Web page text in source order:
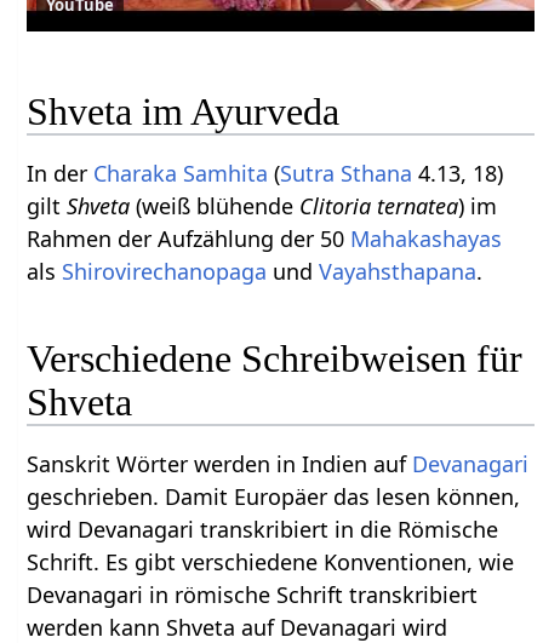
YouTube
Shveta im Ayurveda
In der Charaka Samhita (Sutra Sthana 4.13, 18)
giltShveta (weiß blühende Clitoria ternatea) im
Rahmen der Aufzählung der 50 Mahakashayas
als Shirovirechanopaga undVayahsthapana.
Verschiedene Schreibweisen für
Shveta
Sanskrit Wörter werden in Indien auf Devanagari
geschrieben. Damit Europäer das lesen können,
wird Devanagari transkribiert in die Römische
Schrift. Es gibt verschiedene Konventionen, wie
Devanagari in römische Schrift transkribiert
werden kann Shveta auf Devanagari wird